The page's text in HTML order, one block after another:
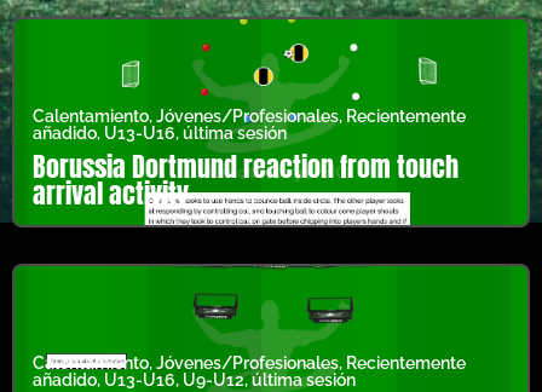
Calentamiento,Jóvenes/Profesionales, Recientemente
añadido, U13-U16,última sesión
Borussia Dortmund reaction from touch
arrival activity
Calentamiento,Jóvenes/Profesionales, Recientemente
añadido, U13-U16, U9-U12,última sesión